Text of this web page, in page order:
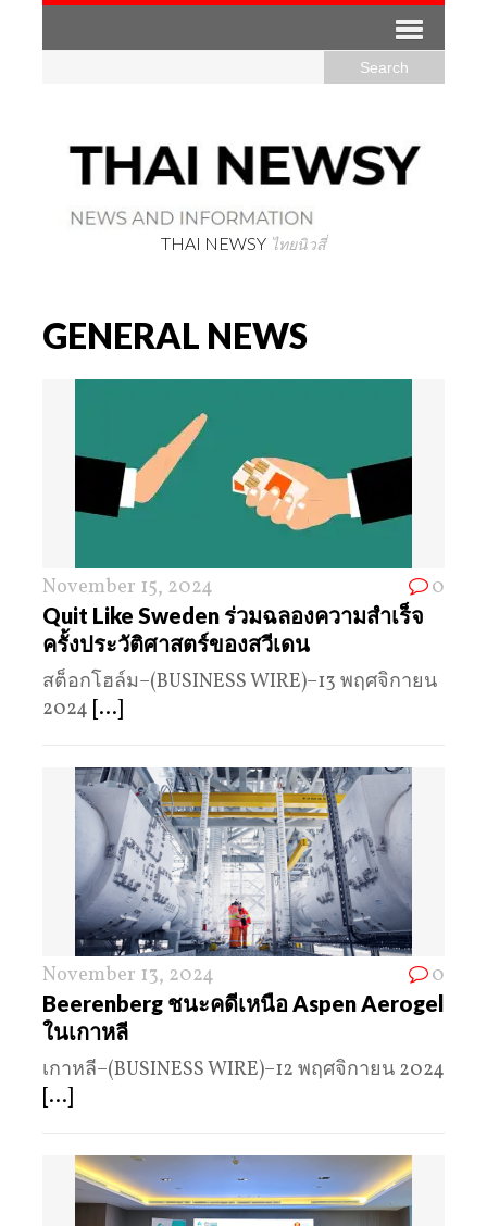
THAI NEWSY ไทยนิวสี่
GENERAL NEWS
November 15, 2024 0
Quit Like Sweden ร่วมฉลองความสำเร็จ
ครั้งประวัติศาสตร์ของสวีเดน
สต็อกโฮล์ม–(BUSINESS WIRE)–13 พฤศจิกายน
2024 [...]
November 13, 2024 0
Beerenberg ชนะคดีเหนือ Aspen Aerogel
ในเกาหลี
เกาหลี–(BUSINESS WIRE)–12 พฤศจิกายน 2024
[...]